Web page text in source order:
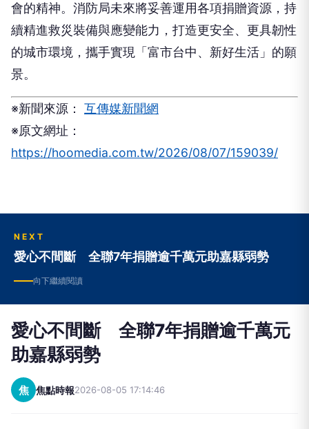
續精進救災裝備與應變能力，打造更安全、更具韌性
的城市環境，攜手實現「富市台中、新好生活」的願
景。
※原文網址：
https://hoomedia.com.tw/2026/08/07/159039/
NEXT
愛心不間斷 全聯7年捐贈逾千萬元助嘉縣弱勢
向下繼續閱讀
愛心不間斷 全聯7年捐贈逾千萬元
助嘉縣弱勢